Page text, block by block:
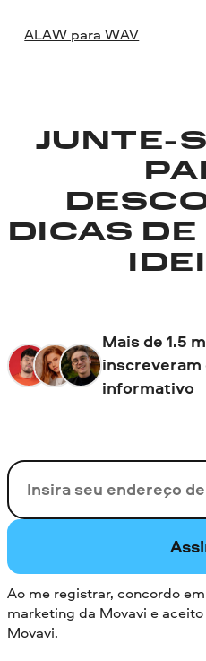
ALAW para WAV
JUNTE-
DICAS DE
Mais de 1.5
informativo
Seu e-mail
Ao me registrar, concordo
marketing da Movavi e aceito
Movavi.